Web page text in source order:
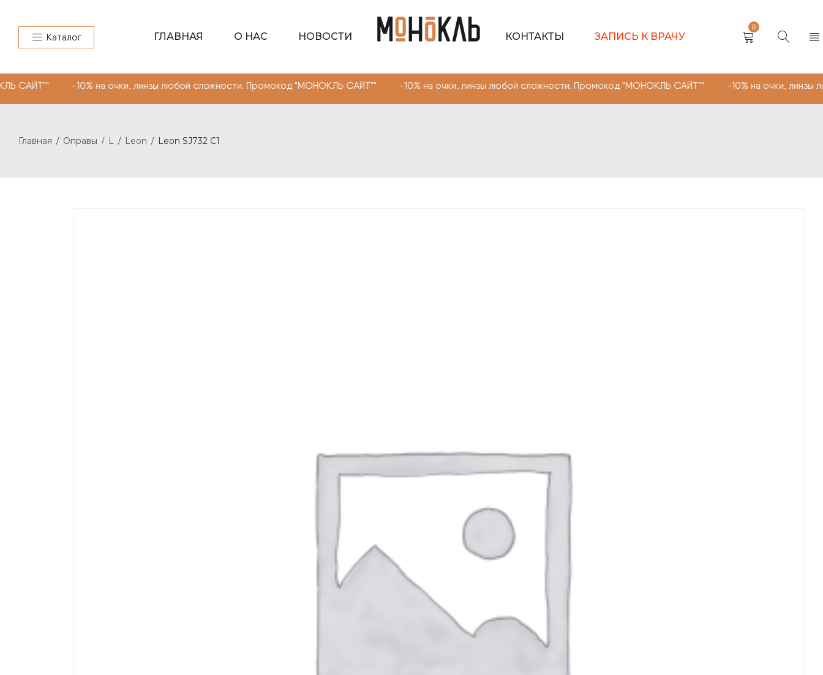
Каталог ГЛАВНАЯ О НАС НОВОСТИ КОНТАКТЫ ЗАПИСЬ К ВРАЧУ
0
на очки, линзы любой сложности. Промокод "МОНОКЛЬ САЙТ"" -10% на очки, линзы любой сложности. Промокод "МОНОКЛЬ САЙТ"" -10% на очки, линзы
Главная / Оправы / L / Leon / Leon SJ732 C1